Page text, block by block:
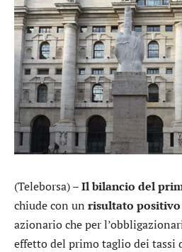
(Teleborsa) –Il bilancio del
chiude con un risultato positivo
azionario che per
effetto del primo taglio dei tassi